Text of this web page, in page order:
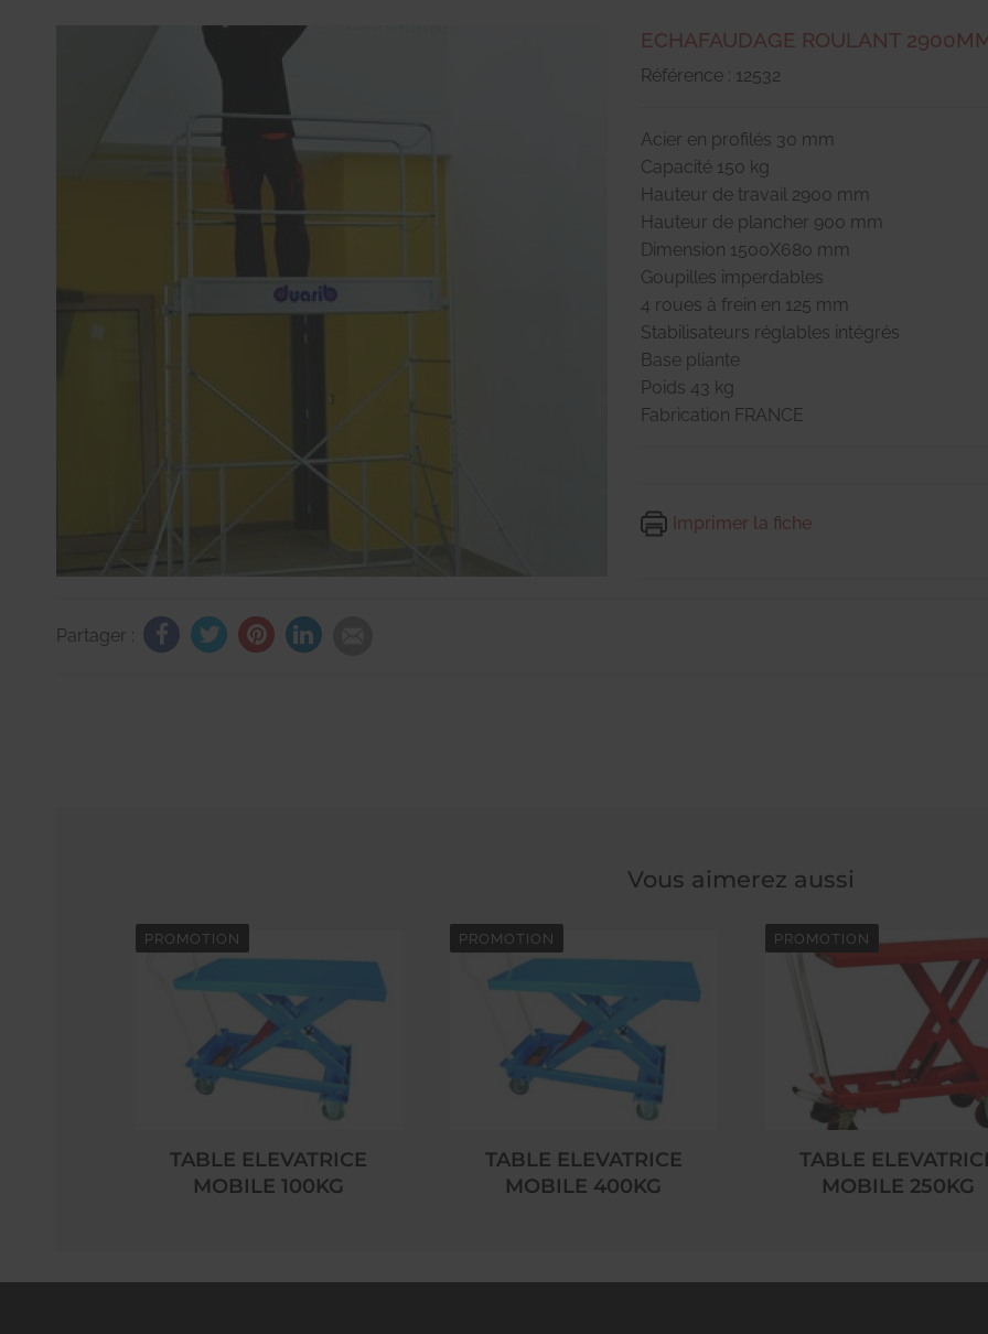
ECHAFAUDAGE ROULANT
Référence : 12532
Acier en profilés 30 mm
Capacité 150 kg
Hauteur de travail 2900 mm
Hauteur de plancher 900 mm
Dimension 1500X680 mm
Goupilles imperdables
4 roues à frein en 125 mm
Stabilisateurs réglables intégrés
Base pliante
Poids 43 kg
Fabrication FRANCE
Imprimer la fiche
Partager :
Vous aimerez aussi
PROMOTION
TABLE ELEVATRICE
MOBILE 100KG
PROMOTION
TABLE ELEVATRICE
MOBILE 400KG
PROMOTION
TABLE
MOBILE 250KG